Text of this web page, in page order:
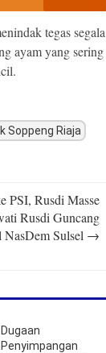
tegas segala
ayam yang sering
Soppeng Riaja
PSI, Rusdi Masse
Rusdi Guncang
NasDem Sulsel →
Dugaan
Penyimpangan